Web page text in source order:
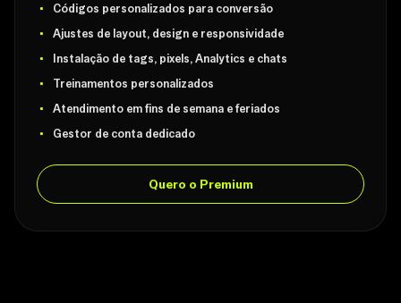
Códigos personalizados para conversão
Ajustes de layout, design e responsividade
Instalação de tags, pixels, Analytics e chats
Treinamentos personalizados
Atendimento em fins de semana e feriados
Gestor de conta dedicado
Quero o Premium